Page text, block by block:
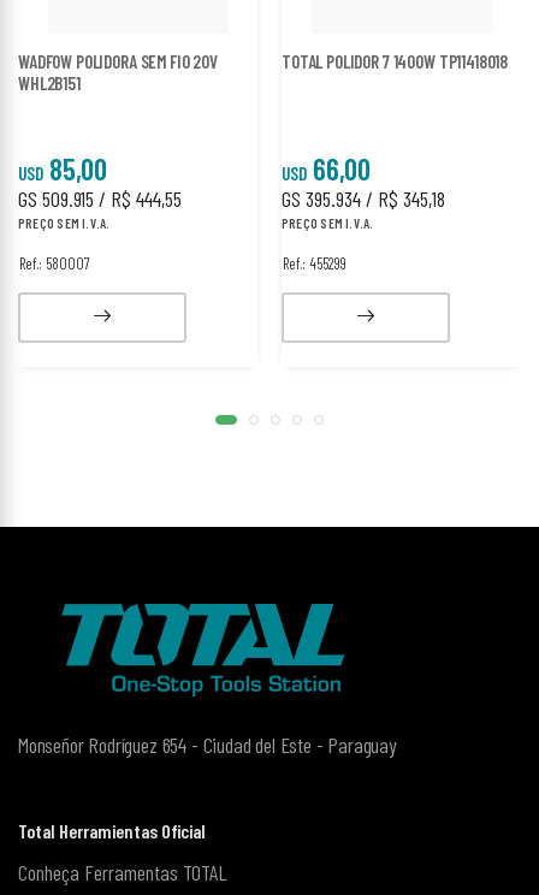
WADFOW POLIDORA SEM FIO 20V
WHL2B151
USD 85,00
GS 509.915 / R$ 444,55
PREÇO SEM I.V.A.
Ref.: 580007
TOTAL POLIDOR 7 1400W TP11418018
USD 66,00
GS 395.934 / R$ 345,18
PREÇO SEM I.V.A.
Ref.: 455299
Monseñor Rodríguez 654 - Ciudad del Este - Paraguay
Total Herramientas Oficial
Conheça Ferramentas TOTAL